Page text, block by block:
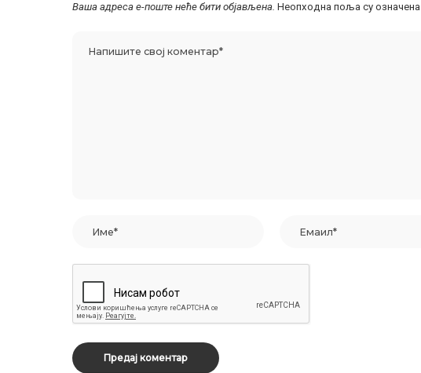
Ваша адреса е-поште неће бити објављена. Неопходна поља су означена